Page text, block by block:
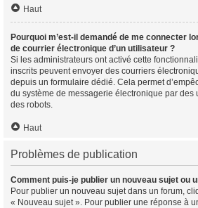
Haut
Pourquoi m’est-il demandé de me connecter
de courrier électronique d’un utilisateur ?
Si les administrateurs ont activé cette
inscrits peuvent envoyer des courriers
depuis un formulaire dédié. Cela permet
du système de messagerie électronique par des
des robots.
Haut
Problèmes de publication
Comment puis-je publier un nouveau sujet ou
Pour publier un nouveau sujet dans un forum,
« Nouveau sujet ». Pour publier une réponse à